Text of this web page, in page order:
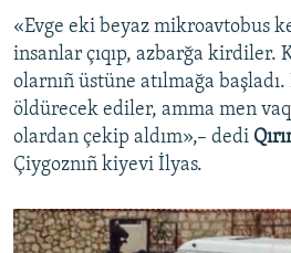
«Evge eki beyaz mikroavtobus
insanlar çıqıp, azbarğa kirdiler.
olarnıñ üstüne atılmağa
öldürecek ediler, amma men
olardan çekip aldım»,– dedi
Çiygoznıñ kiyevi İlyas.